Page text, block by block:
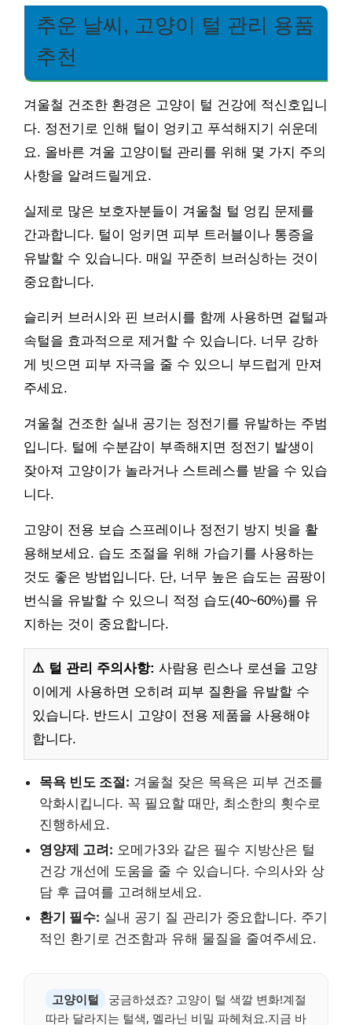
추운 날씨, 고양이 털 관리 용품
추천
겨울철 건조한 환경은 고양이 털 건강에 적신호입니
다. 정전기로 인해 털이 엉키고 푸석해지기 쉬운데
요. 올바른 겨울 고양이털 관리를 위해 몇 가지 주의
사항을 알려드릴게요.
실제로 많은 보호자분들이 겨울철 털 엉킴 문제를
간과합니다. 털이 엉키면 피부 트러블이나 통증을
유발할 수 있습니다. 매일 꾸준히 브러싱하는 것이
중요합니다.
슬리커 브러시와 핀 브러시를 함께 사용하면 겉털과
속털을 효과적으로 제거할 수 있습니다. 너무 강하
게 빗으면 피부 자극을 줄 수 있으니 부드럽게 만져
주세요.
겨울철 건조한 실내 공기는 정전기를 유발하는 주범
입니다. 털에 수분감이 부족해지면 정전기 발생이
잦아져 고양이가 놀라거나 스트레스를 받을 수 있습
니다.
고양이 전용 보습 스프레이나 정전기 방지 빗을 활
용해보세요. 습도 조절을 위해 가습기를 사용하는
것도 좋은 방법입니다. 단, 너무 높은 습도는 곰팡이
번식을 유발할 수 있으니 적정 습도(40~60%)를 유
지하는 것이 중요합니다.
⚠️ 털 관리 주의사항: 사람용 린스나 로션을 고양
이에게 사용하면 오히려 피부 질환을 유발할 수
있습니다. 반드시 고양이 전용 제품을 사용해야
합니다.
목욕 빈도 조절: 겨울철 잦은 목욕은 피부 건조를
악화시킵니다. 꼭 필요할 때만, 최소한의 횟수로
진행하세요.
영양제 고려: 오메가3와 같은 필수 지방산은 털
건강 개선에 도움을 줄 수 있습니다. 수의사와 상
담 후 급여를 고려해보세요.
환기 필수: 실내 공기 질 관리가 중요합니다. 주기
적인 환기로 건조함과 유해 물질을 줄여주세요.
고양이털
궁금하셨죠? 고양이 털 색깔 변화!계절
따라 달라지는 털색, 멜라닌 비밀 파헤쳐요.지금 바